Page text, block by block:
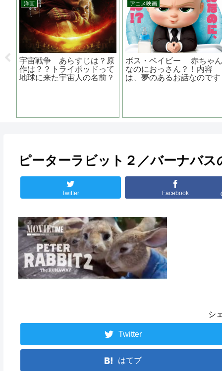
？
邦画
真夏の方程式 あらすじ
は？キャストは？？前作、
容疑者Xの献身との違い
邦画
浜の朝日の嘘つきどもと あ
らすじは？監督は？ロケ地
の映画館はどこ？ 高畑充希
ピーターラビット２／バーナバス
Twitter Facebook
シ
Twitter
はてブ